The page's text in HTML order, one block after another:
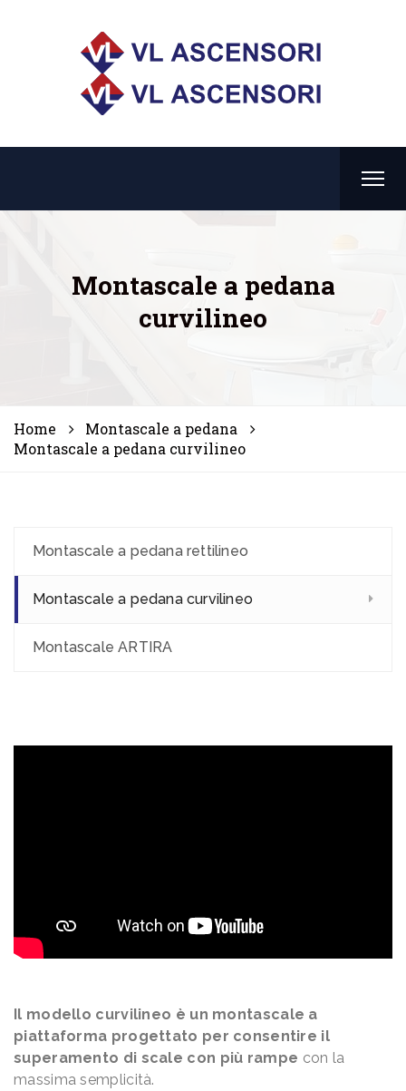
Montascale a pedana
curvilineo
Home
Montascale a pedana
Montascale a pedana curvilineo
Montascale a pedana rettilineo
Montascale a pedana curvilineo
Montascale ARTIRA
Il modello curvilineo è un montascale a
piattaforma progettato per consentire il
superamento di scale con più rampe con la
massima semplicità.